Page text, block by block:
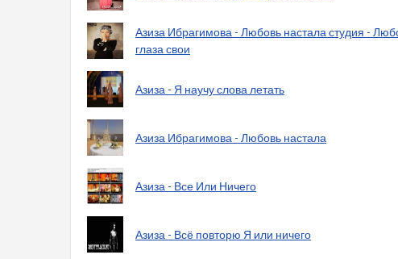
Азиза Ибрагимова - Любовь настала студия -
глаза свои
Азиза - Я научу слова летать
Азиза Ибрагимова - Любовь настала
Азиза - Все Или Ничего
Азиза - Всё повторю Я или ничего